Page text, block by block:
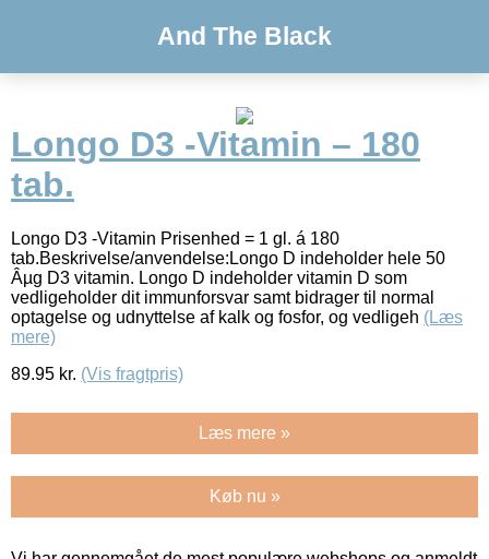
And The Black
Longo D3 -Vitamin – 180
tab.
Longo D3 -Vitamin Prisenhed = 1 gl. á 180
tab.Beskrivelse/anvendelse:Longo D indeholder hele 50
Âµg D3 vitamin. Longo D indeholder vitamin D som
vedligeholder dit immunforsvar samt bidrager til normal
optagelse og udnyttelse af kalk og fosfor, og vedligeh (Læs
mere)
89.95 kr. (Vis fragtpris)
Læs mere »
Køb nu »